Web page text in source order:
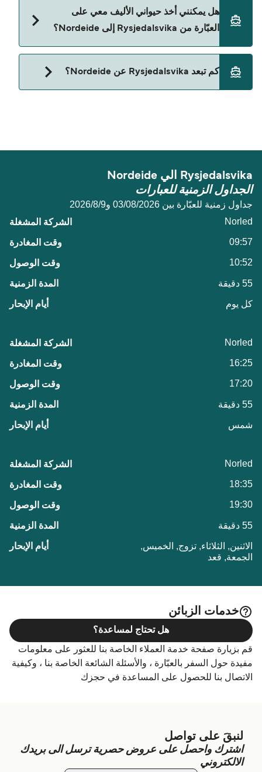
حالياً لا يُسمح للسيارات بالركوب على العبّارة من
Rysjedalsvika إلى Nordeide.
هل يمكنني أخذ حيواني الأليف معي على
العبّارة من Rysjedalsvika إلى Nordeide؟
حالياً لا يُسمح باصطحاب الحيوانات على العبّارة بين
Rysjedalsvika و Nordeide.
كم تبعد Rysjedalsvika عن Nordeide؟
Rysjedalsvika الي Nordeide
الجداول الزمنية للعبارات
جداول زمنية للعبّارة بين 03/08/2026 و9‏/8‏/2026
Norled
09:57
10:52
55 دقيقة
كل يوم
Norled
16:25
17:20
55 دقيقة
شمس
Norled
18:35
19:30
55 دقيقة
الاثنين, الثلاثاء, تزوج, الخميس,
الجمعة, قعد
خدمات الزبائن
قم بزيارة صفحة خدمة العملاء الخاصة بنا للعثور على معلومات
مفيدة حول السفر بالعبّارة ، والأسئلة الشائعة الخاصة بنا ، وكيفية
الاتصال بنا للحصول على المساعدة في حجزك
هل تحتاج لمساعدة؟
لنبقَ على تواصل
اشترك واحصل على عروض حصرية ترسل الى بريدك
الالكتروني